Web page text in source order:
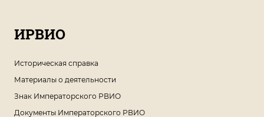
ИРВИО
Историческая справка
Материалы о деятельности
Знак Императорского РВИО
Документы Императорского РВИО